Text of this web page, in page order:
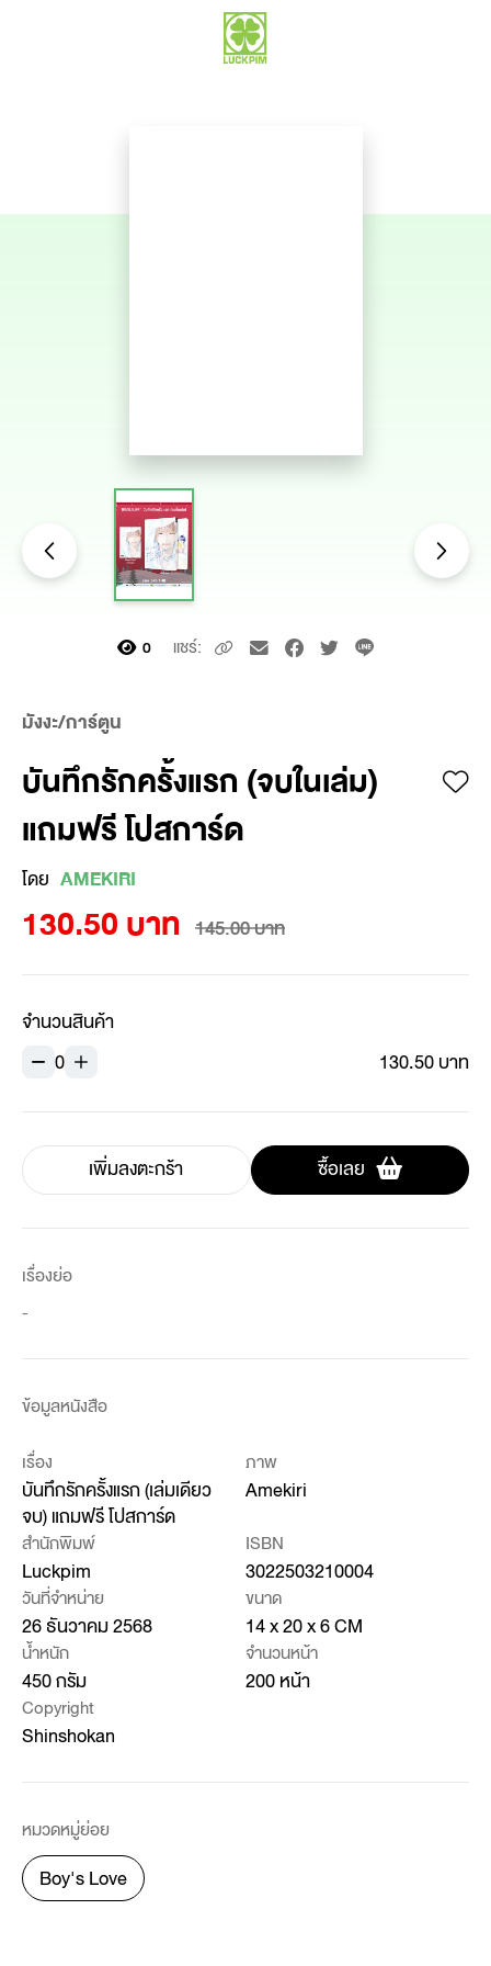
0 แชร์:
มังงะ/การ์ตูน
บันทึกรักครั้งแรก (จบในเล่ม)
แถมฟรี โปสการ์ด
โดย AMEKIRI
130.50 บาท 145.00 บาท
จำนวนสินค้า
0
130.50 บาท
เพิ่มลงตะกร้า ซื้อเลย
เรื่องย่อ
-
ข้อมูลหนังสือ
เรื่อง
บันทึกรักครั้งแรก (เล่มเดียว
จบ) แถมฟรี โปสการ์ด
ภาพ
Amekiri
สำนักพิมพ์
Luckpim
ISBN
3022503210004
วันที่จำหน่าย
26 ธันวาคม 2568
ขนาด
14 x 20 x 6 CM
น้ำหนัก
450 กรัม
จำนวนหน้า
200 หน้า
Copyright
Shinshokan
หมวดหมู่ย่อย
Boy's Love